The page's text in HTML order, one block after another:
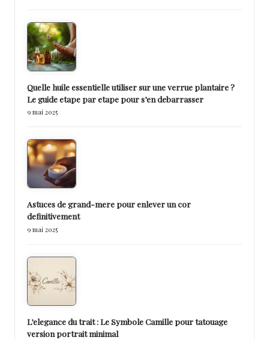
Quelle huile essentielle utiliser sur une verrue plantaire ?
Le guide etape par etape pour s’en debarrasser
9 mai 2025
Astuces de grand-mere pour enlever un cor
definitivement
9 mai 2025
L’elegance du trait : Le Symbole Camille pour tatouage
version portrait minimal